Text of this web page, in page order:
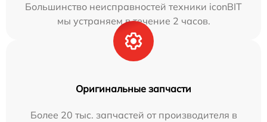
Большинство неисправностей техники iconBIT
мы устраняем в течение 2 часов.
Оригинальные запчасти
Более 20 тыс. запчастей от производителя в